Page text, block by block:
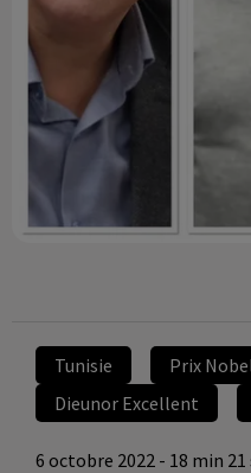
Tunisie Prix
Dieunor Excellent
6 octobre 2022 - 18 min 21